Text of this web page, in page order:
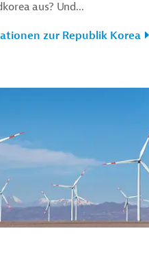
aus? Und...
zur Republik Korea